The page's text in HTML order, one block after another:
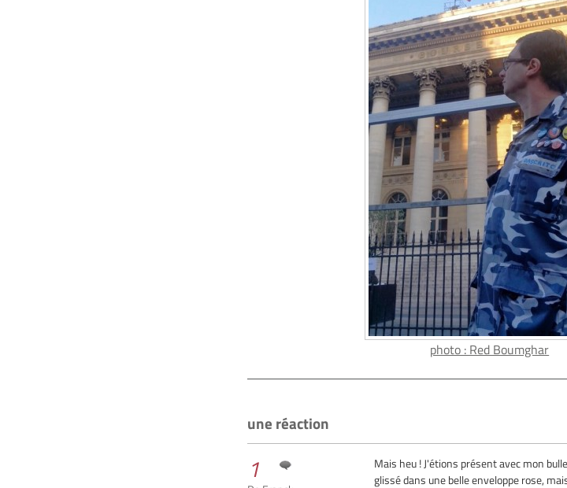
photo : Red Boumghar
une réaction
1
Mais heu ! J'étions présent avec mon
glissé dans une belle enveloppe rose,